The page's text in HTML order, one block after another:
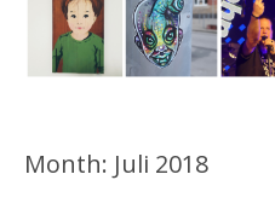
Month: Juli 2018